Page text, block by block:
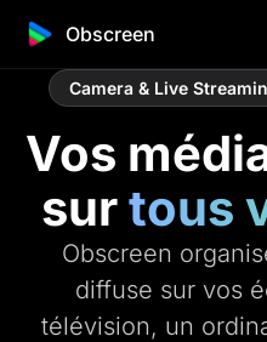
Obscreen
Vos
surtous
Obscreen
diffuse sur vos
télévision, un